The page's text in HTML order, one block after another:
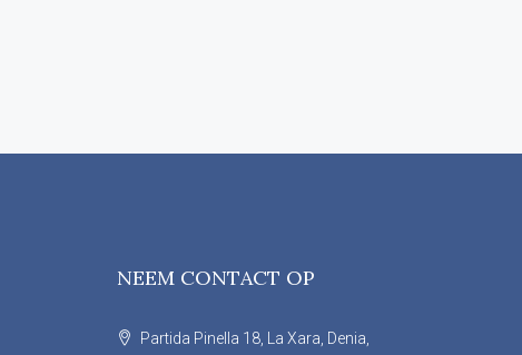
NEEM CONTACT OP
Partida Pinella 18, La Xara, Denia,